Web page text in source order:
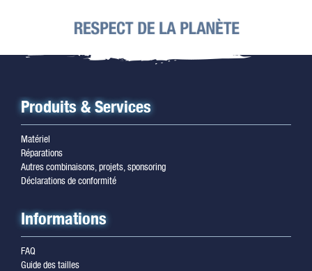
Produits & Services
Matériel
Réparations
Autres combinaisons, projets, sponsoring
Déclarations de conformité
Informations
FAQ
Guide des tailles